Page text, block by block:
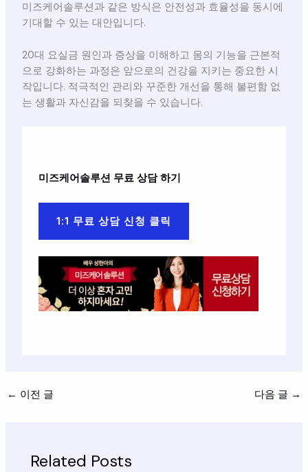
미즈케어솔루션과 같은 방식은 안전성과 효율성을 동시에
기대할 수 있는 대안입니다.
20대 요실금 원인과 증상을 이해하고 몸의 기능을 근본적
으로 강화하는 과정은 앞으로의 건강을 지키는 중요한 시
작입니다. 적극적인 관리와 꾸준한 개선을 통해 불편함 없
는 생활과 자신감을 되찾을 수 있습니다.
미즈케어솔루션 무료 상담 하기
1:1 무료 상담 신청 클릭
← 이전 글 다음 글 →
Related Posts